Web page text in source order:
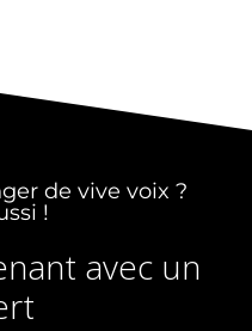
de vive voix ?
!
avec un